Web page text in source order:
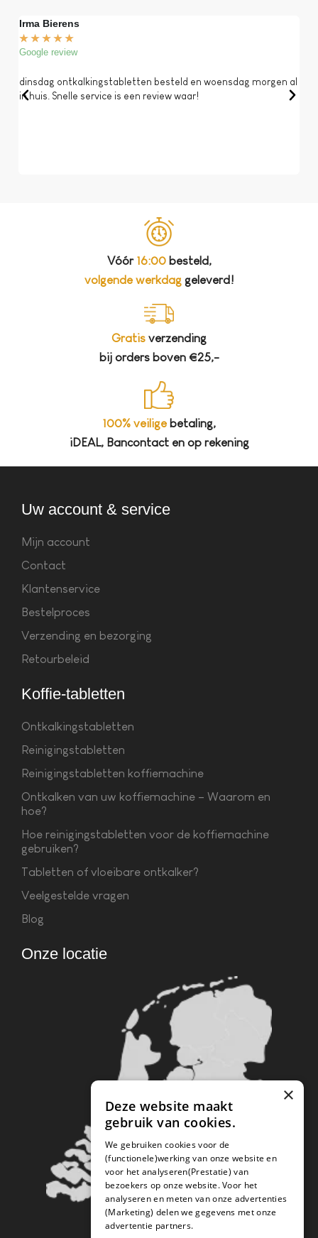
Irma Bierens
★ ★ ★ ★ ★
Google review
dinsdag ontkalkingstabletten besteld en woensdag morgen al
in huis. Snelle service is een review waar!
Vóór 16:00besteld,
volgende werkdaggeleverd!
Gratis verzending
bij orders boven €25,-
100% veiligebetaling,
iDEAL, Bancontact en op rekening
Uw account & service
Mijn account
Contact
Klantenservice
Bestelproces
Verzending en bezorging
Retourbeleid
Koffie-tabletten
Ontkalkingstabletten
Reinigingstabletten
Reinigingstabletten koffiemachine
Ontkalken van uw koffiemachine – Waarom en
hoe?
Hoe reinigingstabletten voor de koffiemachine
gebruiken?
Tabletten of vloeibare ontkalker?
Veelgestelde vragen
Blog
Onze locatie
×
Deze website maakt
gebruik van cookies.
We gebruiken cookies voor de
(functionele)werking van onze website en
voor het analyseren(Prestatie) van
bezoekers op onze website. Voor het
analyseren en meten van onze advertenties
(Marketing) delen we gegevens met onze
advertentie partners.